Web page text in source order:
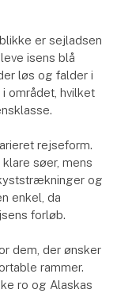
er sejladsen
isens blå
løs og falder i
området, hvilket
rejseform.
søer, mens
og
enkel, da
forløb.
dem, der ønsker
rammer.
ro og Alaskas